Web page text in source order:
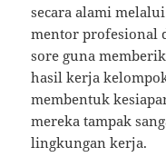
secara alami
mentor profesional
sore guna
hasil kerja
membentuk
mereka tampak
lingkungan kerja.